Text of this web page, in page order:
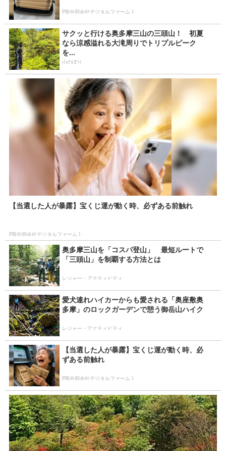
PR(合同会社デジタルファーム )
サクッと行ける奥多摩三山の三頭山！ 初夏
なら涼感溢れる大滝周りでトリプルピーク
を...
山のぼり
【当選した人が暴露】宝くじ運が動く時、必ずある前触れ
PR(合同会社デジタルファーム )
奥多摩三山を「コスパ登山」 最短ルートで
「三頭山」を制覇する方法とは
レジャー・アクティビティ
愛犬連れハイカーからも愛される「奥座敷奥
多摩」のロックガーデンで憩う御岳山ハイク
レジャー・アクティビティ
【当選した人が暴露】宝くじ運が動く時、必
ずある前触れ
PR(合同会社デジタルファーム )